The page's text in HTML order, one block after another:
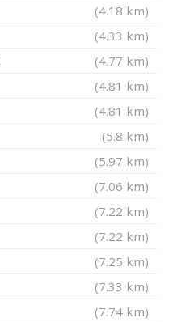
(4.18 km)
(4.33 km)
(4.77 km)
(4.81 km)
(4.81 km)
(5.8 km)
(5.97 km)
(7.06 km)
(7.22 km)
(7.22 km)
(7.25 km)
(7.33 km)
(7.74 km)